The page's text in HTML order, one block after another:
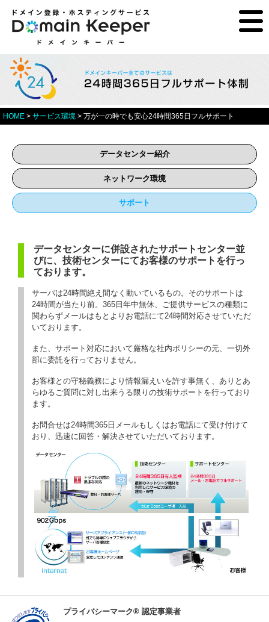
HOME > サービス環境 > 万が一の時でも安心24時間365日フルサポート
データセンター紹介
ネットワーク環境
サポート
データセンターに併設されたサポートセンター並
びに、技術センターにてお客様のサポートを行っ
ております。
サーバは24時間絶え間なく動いているもの。そのサポートは
24時間が当たり前。365日年中無休、ご提供サービスの種類に
関わらずメールはもとよりお電話にて24時間対応させていただ
いております。
また、サポート対応において厳格な社内ポリシーの元、一切外
部に委託を行っておりません。
お客様との守秘義務により情報漏えいを許す事無く、ありとあ
らゆるご質問に対し出来うる限りの技術サポートを行っており
ます。
お問合せは24時間365日メールもしくはお電話にて受け付けて
おり、迅速に回答・解決させていただいております。
プライバシーマーク® 認定事業者